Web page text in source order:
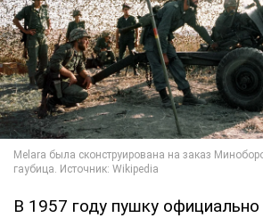
В 1957 году пушку официально